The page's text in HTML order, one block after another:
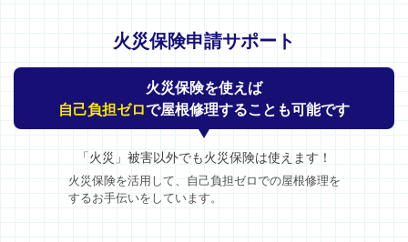
火災保険申請サポート
火災保険を使えば
自己負担ゼロで屋根修理することも可能です
「火災」被害以外でも火災保険は使えます！
火災保険を活用して、自己負担ゼロでの屋根修理を
するお手伝いをしています。